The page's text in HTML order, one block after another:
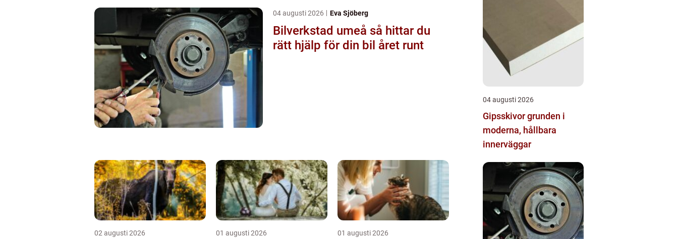
04 augusti 2026 Eva Sjöberg
Bilverkstad umeå så hittar du
rätt hjälp för din bil året runt
02 augusti 2026 01 augusti 2026 01 augusti 2026
04 augusti 2026
Gipsskivor grunden i
moderna, hållbara
innerväggar